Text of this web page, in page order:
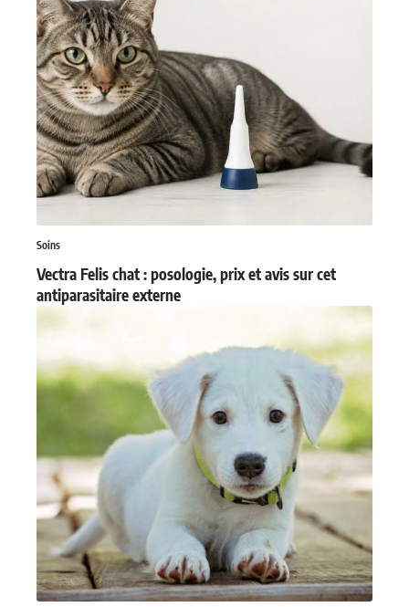
Soins
Vectra Felis chat : posologie, prix et avis sur cet
antiparasitaire externe